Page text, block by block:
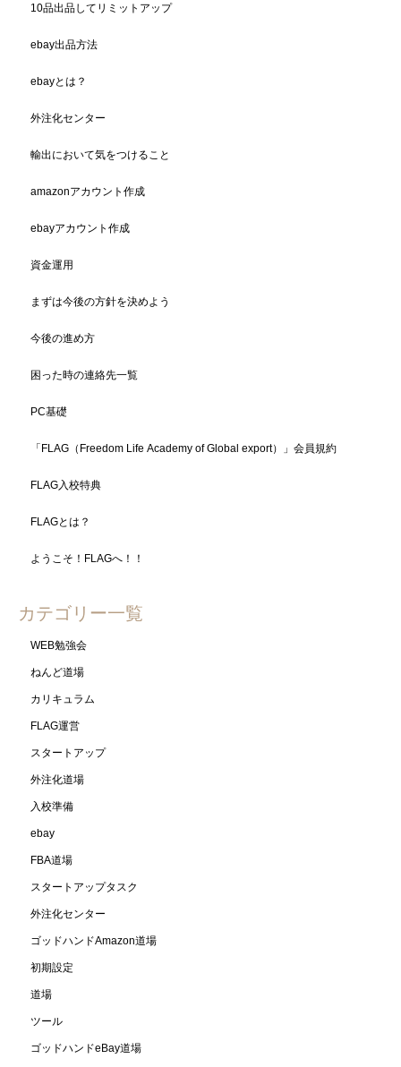
10品出品してリミットアップ
ebay出品方法
ebayとは？
外注化センター
輸出において気をつけること
amazonアカウント作成
ebayアカウント作成
資金運用
まずは今後の方針を決めよう
今後の進め方
困った時の連絡先一覧
PC基礎
「FLAG（Freedom Life Academy of Global export）」会員規約
FLAG入校特典
FLAGとは？
ようこそ！FLAGへ！！
カテゴリー一覧
WEB勉強会
ねんど道場
カリキュラム
FLAG運営
スタートアップ
外注化道場
入校準備
ebay
FBA道場
スタートアップタスク
外注化センター
ゴッドハンドAmazon道場
初期設定
道場
ツール
ゴッドハンドeBay道場